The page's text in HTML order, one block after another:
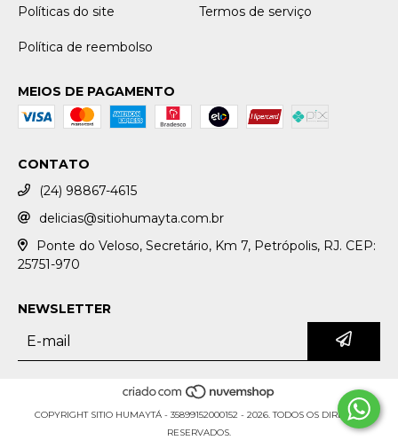
Políticas do site
Termos de serviço
Política de reembolso
MEIOS DE PAGAMENTO
CONTATO
(24) 98867-4615
delicias@sitiohumayta.com.br
Ponte do Veloso, Secretário, Km 7, Petrópolis, RJ. CEP:
25751-970
NEWSLETTER
COPYRIGHT SITIO HUMAYTÁ - 35899152000152 - 2026. TODOS OS DIREITOS
RESERVADOS.